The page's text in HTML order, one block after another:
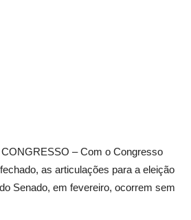
– Com o Congresso
as articulações para a eleição
Senado, em fevereiro, ocorrem sem